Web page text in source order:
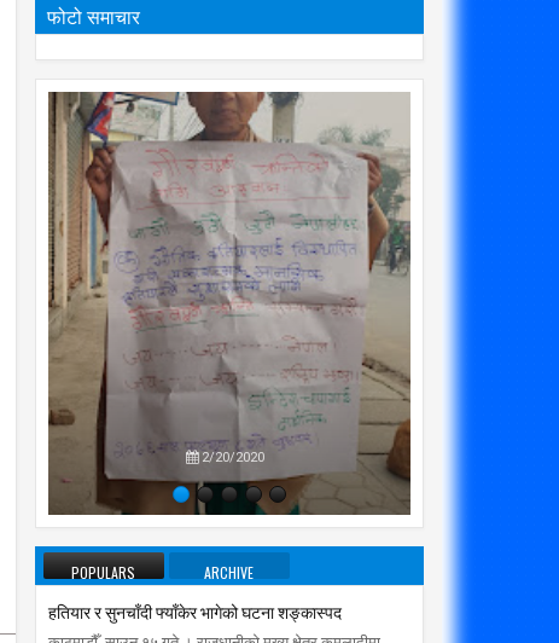
फोटो समाचार
2/20/2020
POPULARS ARCHIVE
हतियार र सुनचाँदी फ्याँकेर भागेको घटना शङ्कास्पद